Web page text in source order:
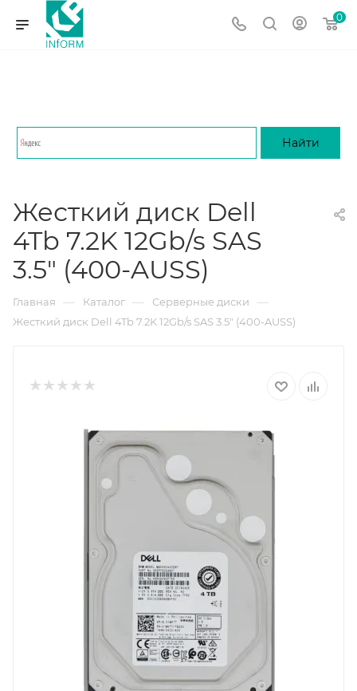
0
Жесткий диск Dell
4Tb 7.2K 12Gb/s SAS
3.5" (400-AUSS)
Главная — Каталог — Серверные диски —
Жесткий диск Dell 4Tb 7.2K 12Gb/s SAS 3.5" (400-AUSS)